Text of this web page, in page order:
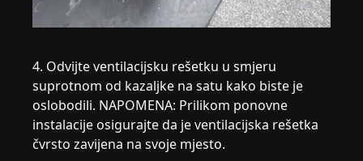
4. Odvijte ventilacijsku rešetku u smjeru
suprotnom od kazaljke na satu kako biste je
oslobodili. NAPOMENA: Prilikom ponovne
instalacije osigurajte da je ventilacijska rešetka
čvrsto zavijena na svoje mjesto.